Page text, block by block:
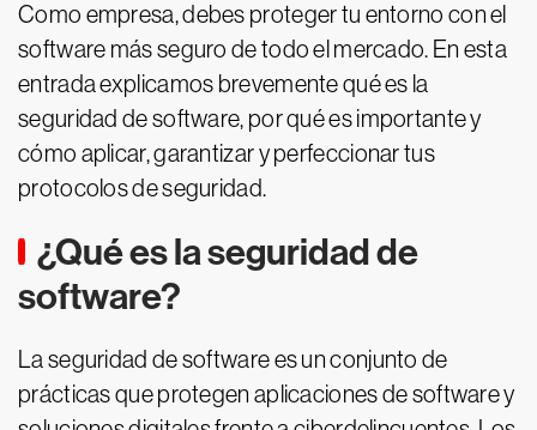
Como empresa, debes proteger tu entorno con el
software más seguro de todo el mercado. En esta
entrada explicamos brevemente qué es la
seguridad de software, por qué es importante y
cómo aplicar, garantizar y perfeccionar tus
protocolos de seguridad.
¿Qué es la seguridad de
software?
La seguridad de software es un conjunto de
prácticas que protegen aplicaciones de software y